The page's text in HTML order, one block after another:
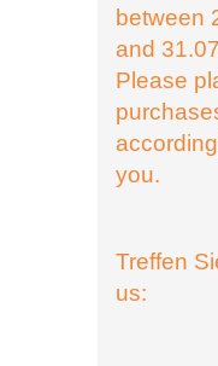
between
and
Please
you.
Treffen
us: